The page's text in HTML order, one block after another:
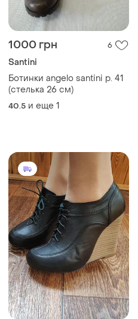
1000 грн 6
Santini
Ботинки аngelo santini р. 41
(стелька 26 см)
40.5 и еще 1